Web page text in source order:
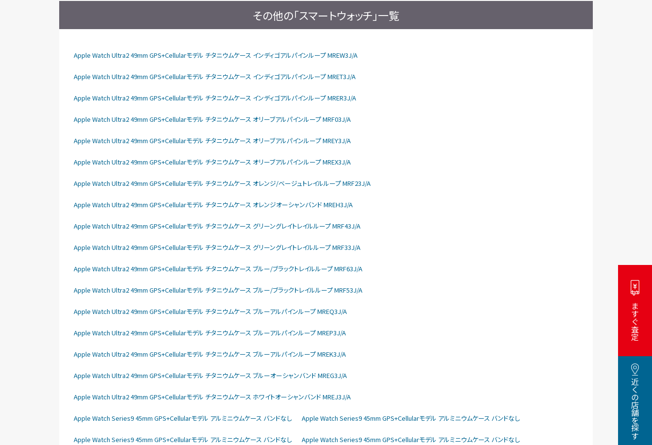
いますぐ査定
近くの店舗を探す
その他の「スマートウォッチ」一覧
Apple Watch Ultra2 49mm GPS+Cellularモデル チタニウムケース インディゴアルパインループ MREW3J/A
Apple Watch Ultra2 49mm GPS+Cellularモデル チタニウムケース インディゴアルパインループ MRET3J/A
Apple Watch Ultra2 49mm GPS+Cellularモデル チタニウムケース インディゴアルパインループ MRER3J/A
Apple Watch Ultra2 49mm GPS+Cellularモデル チタニウムケース オリーブアルパインループ MRF03J/A
Apple Watch Ultra2 49mm GPS+Cellularモデル チタニウムケース オリーブアルパインループ MREY3J/A
Apple Watch Ultra2 49mm GPS+Cellularモデル チタニウムケース オリーブアルパインループ MREX3J/A
Apple Watch Ultra2 49mm GPS+Cellularモデル チタニウムケース オレンジ/ベージュトレイルループ MRF23J/A
Apple Watch Ultra2 49mm GPS+Cellularモデル チタニウムケース オレンジオーシャンバンド MREH3J/A
Apple Watch Ultra2 49mm GPS+Cellularモデル チタニウムケース グリーングレイトレイルループ MRF43J/A
Apple Watch Ultra2 49mm GPS+Cellularモデル チタニウムケース グリーングレイトレイルループ MRF33J/A
Apple Watch Ultra2 49mm GPS+Cellularモデル チタニウムケース ブルー/ブラックトレイルループ MRF63J/A
Apple Watch Ultra2 49mm GPS+Cellularモデル チタニウムケース ブルー/ブラックトレイルループ MRF53J/A
Apple Watch Ultra2 49mm GPS+Cellularモデル チタニウムケース ブルーアルパインループ MREQ3J/A
Apple Watch Ultra2 49mm GPS+Cellularモデル チタニウムケース ブルーアルパインループ MREP3J/A
Apple Watch Ultra2 49mm GPS+Cellularモデル チタニウムケース ブルーアルパインループ MREK3J/A
Apple Watch Ultra2 49mm GPS+Cellularモデル チタニウムケース ブルーオーシャンバンド MREG3J/A
Apple Watch Ultra2 49mm GPS+Cellularモデル チタニウムケース ホワイトオーシャンバンド MREJ3J/A
Apple Watch Series9 45mm GPS+Cellularモデル アルミニウムケース バンドなし Apple Watch Series9 45mm GPS+Cellularモデル アルミニウムケース バンドなし
Apple Watch Series9 45mm GPS+Cellularモデル アルミニウムケース バンドなし Apple Watch Series9 45mm GPS+Cellularモデル アルミニウムケース バンドなし